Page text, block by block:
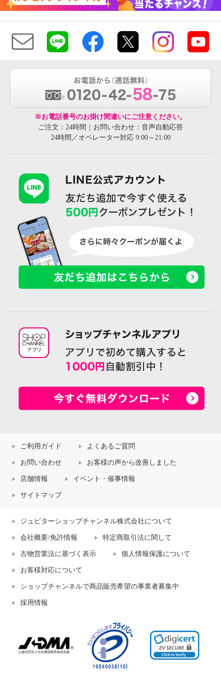
※お電話番号のお掛け間違いにご注意ください。
ご注文：24時間｜お問い合わせ：音声自動応答
24時間／オペレーター対応 9:00～21:00
ご利用ガイド よくあるご質問
お問い合わせ お客様の声から改善しました
店舗情報 イベント・催事情報
サイトマップ
ジュピターショップチャンネル株式会社について
会社概要/免許情報 特定商取引法に関して
古物営業法に基づく表示 個人情報保護について
お客様対応について
ショップチャンネルで商品販売希望の事業者募集中
採用情報